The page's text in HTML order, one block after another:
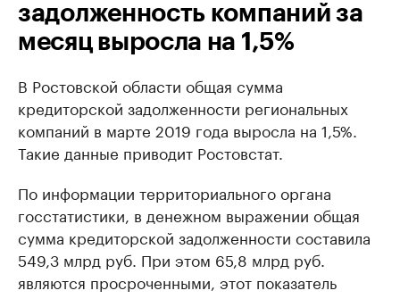
задолженность компаний за
месяц выросла на 1,5%
В Ростовской области общая сумма
кредиторской задолженности региональных
компаний в марте 2019 года выросла на 1,5%.
Такие данные приводит Ростовстат.
По информации территориального органа
госстатистики, в денежном выражении общая
сумма кредиторской задолженности составила
549,3 млрд руб. При этом 65,8 млрд руб.
являются просроченными, этот показатель